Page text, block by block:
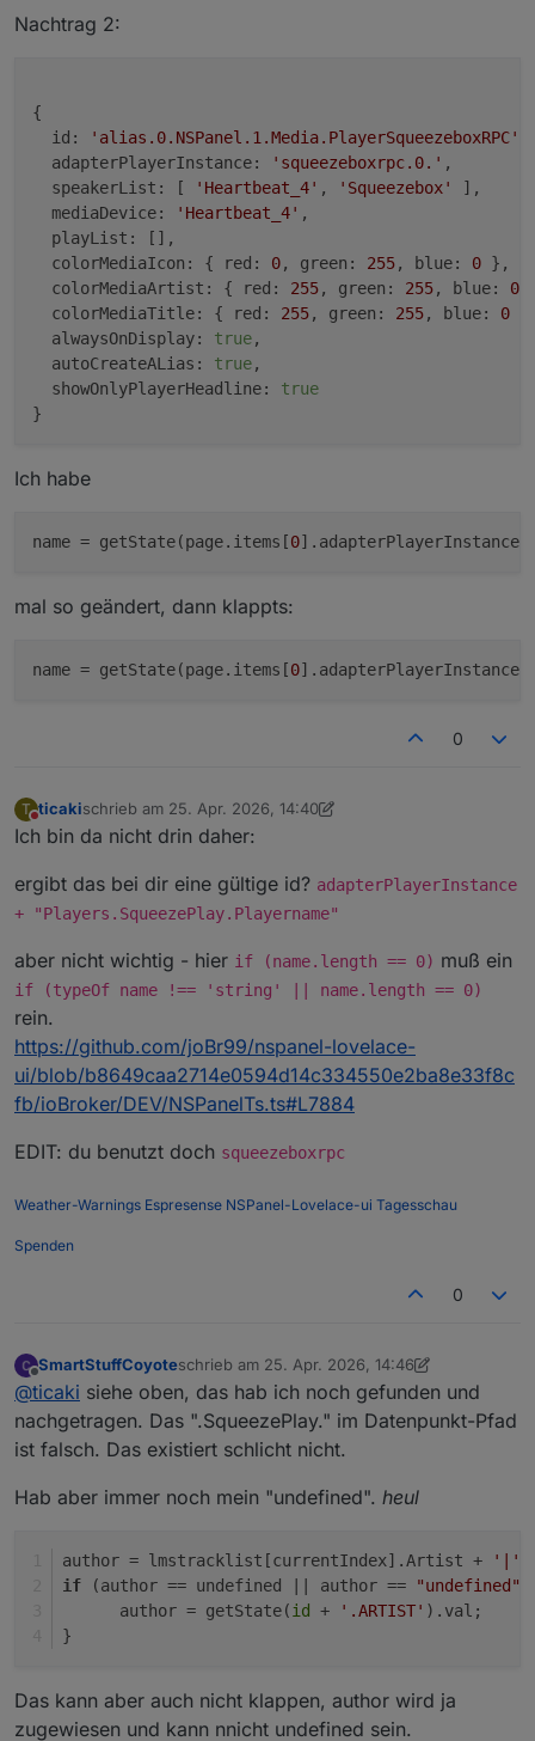
Nachtrag 2:
{
id:
'alias.0.NSPanel.1.Media.PlayerSqueezeboxRPC'
adapterPlayerInstance:
'squeezeboxrpc.0.' ,
speakerList:
[ 'Heartbeat_4' , 'Squeezebox'
],
mediaDevice:
'Heartbeat_4' ,
playList:
[],
colorMediaIcon:
{ red: 0, green: 255, blue: 0 },
colorMediaArtist:
{ red: 255, green: 255, blue: 0
colorMediaTitle:
{ red: 255, green: 255, blue: 0
alwaysOnDisplay:
true,
autoCreateALias:
true,
showOnlyPlayerHeadline:
true
Ich habe
name = getState(page.items[0].adapterPlayerInstance
mal so geändert, dann klappts:
name = getState(page.items[0].adapterPlayerInstance
0
T
Nicht stören
ticakischrieb am 25. Apr. 2026, 14:40
zuletzt editiert von ticaki
Ich bin da nicht drin daher:
ergibt das bei dir eine gültige id? adapterPlayerInstance
+ "Players.SqueezePlay.Playername"
aber nicht wichtig - hier if (name.length == 0) muß ein
if (typeOf name !== 'string' || name.length == 0)
rein.
https://github.com/joBr99/nspanel-lovelace-
ui/blob/b8649caa2714e0594d14c334550e2ba8e33f8c
fb/ioBroker/DEV/NSPanelTs.ts#L7884
EDIT: du benutzt doch squeezeboxrpc
Weather-Warnings Espresense NSPanel-Lovelace-ui Tagesschau
Spenden
0
Offline
SmartStuffCoyoteschrieb am 25. Apr. 2026, 14:46
zuletzt editiert von SmartStuffCoyote
@ticaki siehe oben, das hab ich noch gefunden und
nachgetragen. Das ".SqueezePlay." im Datenpunkt-Pfad
ist falsch. Das existiert schlicht nicht.
Hab aber immer noch mein "undefined". heul
author = lmstracklist[currentIndex].Artist + '|'
if (author == undefined || author == "undefined"
      author = getState(
id + '.ARTIST' ).val;
}
Das kann aber auch nicht klappen, author wird ja
zugewiesen und kann nnicht undefined sein.